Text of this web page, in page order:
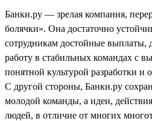
Банки.ру — зрелая компания,
болячки». Она достаточно
сотрудникам достойные выплаты,
работу в стабильных командах с
понятной культурой разработки
С другой стороны, Банки.ру
молодой команды, а идеи,
людей, в отличие от многих